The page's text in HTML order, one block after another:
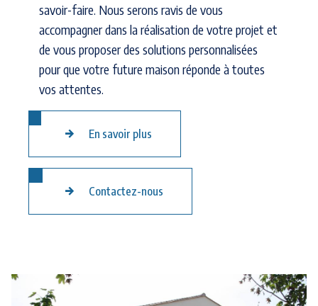
savoir-faire. Nous serons ravis de vous
accompagner dans la réalisation de votre projet et
de vous proposer des solutions personnalisées
pour que votre future maison réponde à toutes
vos attentes.
En savoir plus
Contactez-nous